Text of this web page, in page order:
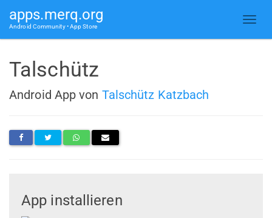
apps.merq.org
Android Community • App Store
Talschütz
Android App von Talschütz Katzbach
App installieren